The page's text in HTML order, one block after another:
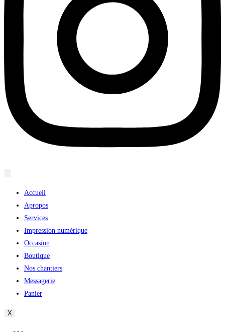
Accueil
Apropos
Services
Impression numérique
Occasion
Boutique
Nos chantiers
Messagerie
Panier
X